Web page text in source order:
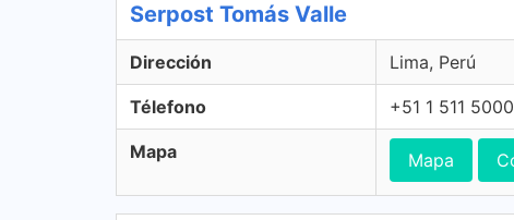
Serpost Tomás Valle
Dirección Lima, Perú
Télefono +51 1 511 5000
Mapa Mapa